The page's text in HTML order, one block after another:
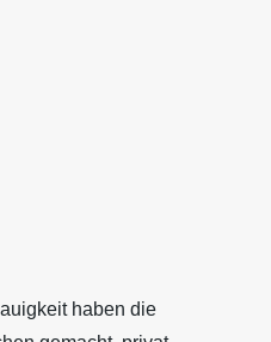
haben die